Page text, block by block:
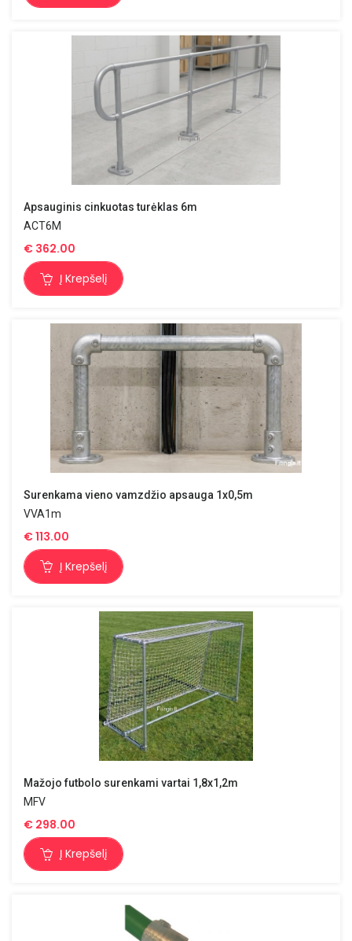
Apsauginis cinkuotas turėklas 6m
ACT6M
€ 362.00
Į Krepšelį
Surenkama vieno vamzdžio apsauga 1x0,5m
VVA1m
€113.00
Į Krepšelį
Mažojo futbolo surenkami vartai 1,8x1,2m
MFV
€ 298.00
Į Krepšelį